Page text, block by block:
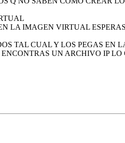
LA IMAGEN VIRTUAL
TAL CUAL Y LOS PEGAS EN
UN ARCHIVO IP